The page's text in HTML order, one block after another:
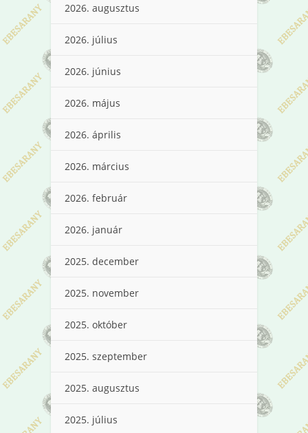
2026. augusztus
2026. július
2026. június
2026. május
2026. április
2026. március
2026. február
2026. január
2025. december
2025. november
2025. október
2025. szeptember
2025. augusztus
2025. július